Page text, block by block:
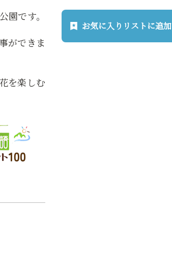
です。
ができま
を楽しむ
お気に入りリストに追加